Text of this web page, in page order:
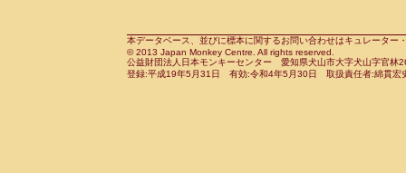
CercopithecidaePapio anubis(0)
CercopithecidaePapio cynocephalus
CercopithecidaePapio hamadryas(0)
CebidaeSaguinus leucopus(0)
CebidaeSaguinus midas(0)
Cebidae Saguinus mystax(0)
本データベース、並びに標本に関するお問い合わせはキュレータ
© 2013 Japan Monkey Centre. All rights reserved.
公益財団法人日本モンキーセンター 愛知県犬山市大字犬山字官
登録:平成19年5月31日 有効:令和4年5月30日 取扱責任者:綿貫宏